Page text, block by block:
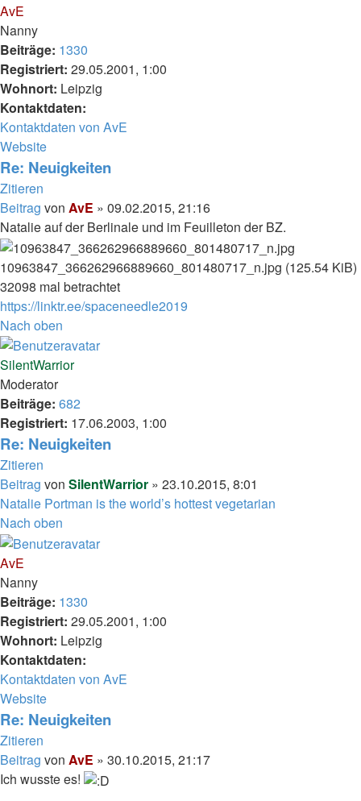
AvE
Nanny
Beiträge: 1330
Registriert: 29.05.2001, 1:00
Wohnort: Leipzig
Kontaktdaten:
Kontaktdaten von AvE
Website
Re: Neuigkeiten
Zitieren
Beitrag von AvE » 09.02.2015, 21:16
Natalie auf der Berlinale und im Feuilleton der BZ.
10963847_366262966889660_801480717_n.jpg (125.54 KiB)
32098 mal betrachtet
https://linktr.ee/spaceneedle2019
Nach oben
SilentWarrior
Moderator
Beiträge: 682
Registriert: 17.06.2003, 1:00
Re: Neuigkeiten
Zitieren
Beitrag von SilentWarrior » 23.10.2015, 8:01
Natalie Portman is the world’s hottest vegetarian
Nach oben
AvE
Nanny
Beiträge: 1330
Registriert: 29.05.2001, 1:00
Wohnort: Leipzig
Kontaktdaten:
Kontaktdaten von AvE
Website
Re: Neuigkeiten
Zitieren
Beitrag von AvE » 30.10.2015, 21:17
Ich wusste es!